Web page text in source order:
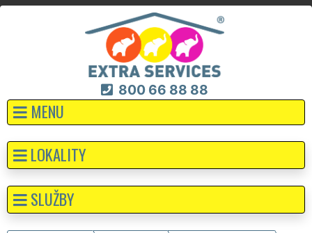
800 66 88 88
MENU
LOKALITY
SLUŽBY